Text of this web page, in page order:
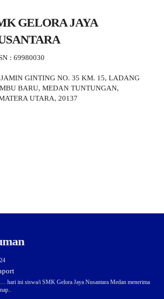
GELORA JAYA
: 69980030
GINTING NO. 35 KM. 15, LADANG
BARU, MEDAN TUNTUNGAN,
UTARA, 20137
hari ini siswa/i SMK Gelora Jaya Nusantara Medan menerima